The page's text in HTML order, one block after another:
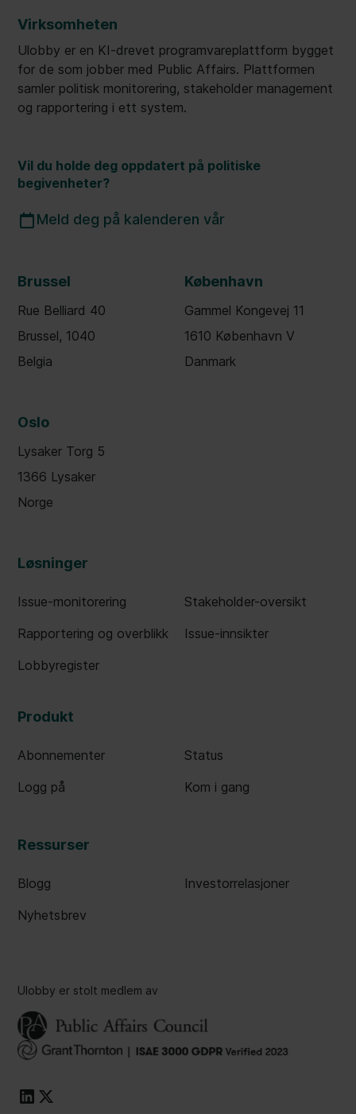
Virksomheten
Ulobby er en KI-drevet programvareplattform bygget
for de som jobber med Public Affairs. Plattformen
samler politisk monitorering, stakeholder management
og rapportering i ett system.
Vil du holde deg oppdatert på politiske
begivenheter?
Meld deg på kalenderen vår
Brussel
Rue Belliard 40
Brussel, 1040
Belgia
København
Gammel Kongevej 11
1610 København V
Danmark
Oslo
Lysaker Torg 5
1366 Lysaker
Norge
Løsninger
Issue-monitorering
Stakeholder-oversikt
Rapportering og overblikk
Issue-innsikter
Lobbyregister
Produkt
Abonnementer
Status
Logg på
Kom i gang
Ressurser
Blogg
Investorrelasjoner
Nyhetsbrev
Ulobby er stolt medlem av